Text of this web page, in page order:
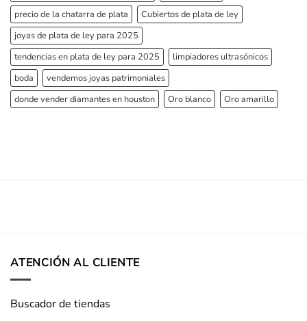
precio de la chatarra de plata
Cubiertos de plata de ley
joyas de plata de ley para 2025
tendencias en plata de ley para 2025
limpiadores ultrasónicos
boda
vendemos joyas patrimoniales
donde vender diamantes en houston
Oro blanco Oro amarillo
ATENCIÓN AL CLIENTE
Buscador de tiendas